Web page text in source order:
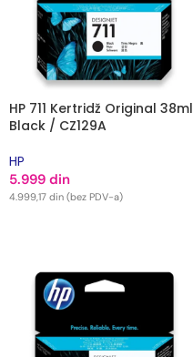
HP 711 Kertridž Original 38ml
Black / CZ129A
HP
5.999 din
4.999,17 din (bez PDV-a)